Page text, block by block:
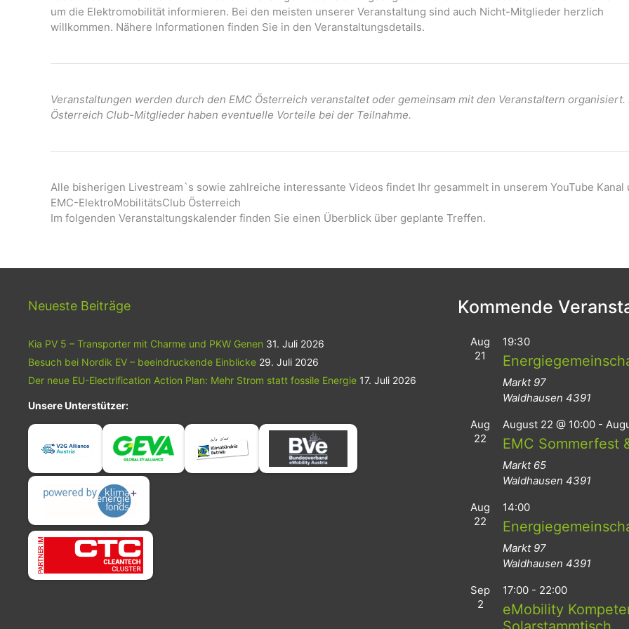
um die Elektromobilität informieren. Bei den meisten unserer Veranstaltung sind auch Nicht-Mitglieder herzlich
willkommen. Nähere Informationen finden Sie in den Veranstaltungsdetails.
Veranstaltungen werden durch den EMC Österreich veranstaltet oder gemeinsam mit den Veranstaltern organisiert.
Österreich Club-Mitglieder haben eventuelle Vorteile bei der Teilnahme.
Alle bisherigen Livestream`s sowie zahlreiche interessante Videos findet Ihr gesammelt in unserem YouTube Kanal
EMC-ElektroMobilitätsClub Österreich
Im folgenden Veranstaltungskalender finden Sie einen Überblick über geplante Treffen.
Neueste Beiträge
Kia PV 5 – Transporter mit Charme und PKW Genen 31. Juli 2026
Besuch bei Nordik EV – beeindruckende Einblicke 29. Juli 2026
Der neue EU-Electrification Action Plan: Mehr Strom statt fossile Energie 17. Juli 2026
Unsere Unterstützer:
Kommende
Aug
21
19:30
Markt 97
Waldhausen 4391
Aug
22
August 22 @ 10:00 -
EMC Sommerfest
Markt 65
Waldhausen 4391
Aug
22
14:00
Markt 97
Waldhausen 4391
Sep
2
17:00 - 22:00
eMobility